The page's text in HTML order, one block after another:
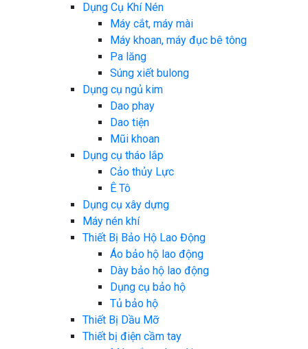
Dụng Cụ Khí Nén
Máy cắt, máy mài
Máy khoan, máy đục bê tông
Pa lăng
Súng xiết bulong
Dụng cụ ngủ kim
Dao phay
Dao tiện
Mũi khoan
Dụng cụ tháo lắp
Cảo thủy Lực
Ê Tô
Dụng cụ xây dựng
Máy nén khí
Thiết Bị Bảo Hộ Lao Động
Áo bảo hộ lao động
Dày bảo hộ lao động
Dụng cụ bảo hộ
Tủ bảo hộ
Thiết Bị Dầu Mỡ
Thiết bị điện cầm tay